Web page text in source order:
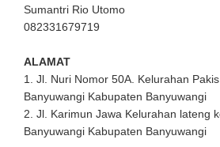
Sumantri Rio Utomo
082331679719
ALAMAT
1. Jl. Nuri Nomor 50A. Kelurahan
Banyuwangi Kabupaten Banyuwangi
2. Jl. Karimun Jawa Kelurahan lateng
Banyuwangi Kabupaten Banyuwangi